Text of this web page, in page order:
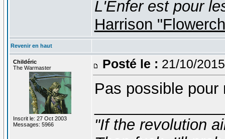
L'Enfer est pour
Harrison
Revenir en haut
Childéric
The Warmaster
Inscrit le: 27 Oct 2003
Messages: 5966
Posté le : 21/10/
Pas possible
"If the revolution